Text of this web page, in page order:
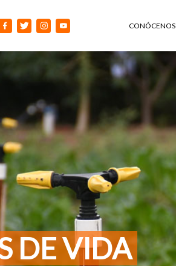
CONÓCENOS
DE VIDA